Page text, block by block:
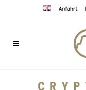
Anfahrt